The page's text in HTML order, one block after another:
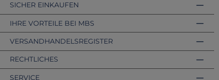
VERSANDHANDELSREGISTER
SICHER EINKAUFEN
IHRE VORTEILE BEI MBS
RECHTLICHES
SERVICE